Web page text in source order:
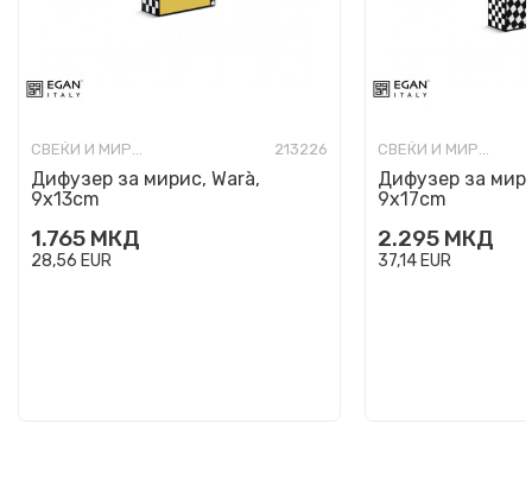
СВЕЌИ И МИРИСИ 213226
Дифузер за мирис, Warà,
9x13cm
1.765 МКД
28,56 EUR
СВЕЌИ И МИРИСИ
Дифузер за
9x17cm
2.295 МКД
37,14 EUR